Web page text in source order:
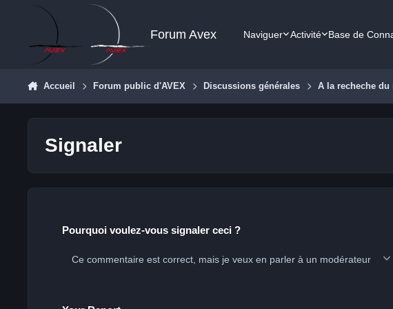
Aller au contenu
Forum Avex Naviguer Activité Base de
Accueil Forum public d'AVEX Discussions générales A la recheche du
Signaler
Pourquoi voulez-vous signaler ceci ?